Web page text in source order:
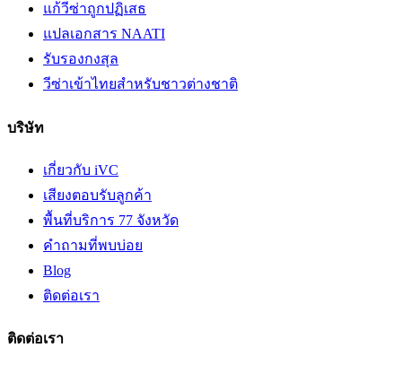
แก้วีซ่าถูกปฏิเสธ
แปลเอกสาร NAATI
รับรองกงสุล
วีซ่าเข้าไทยสำหรับชาวต่างชาติ
บริษัท
เกี่ยวกับ iVC
เสียงตอบรับลูกค้า
พื้นที่บริการ 77 จังหวัด
คำถามที่พบบ่อย
Blog
ติดต่อเรา
ติดต่อเรา